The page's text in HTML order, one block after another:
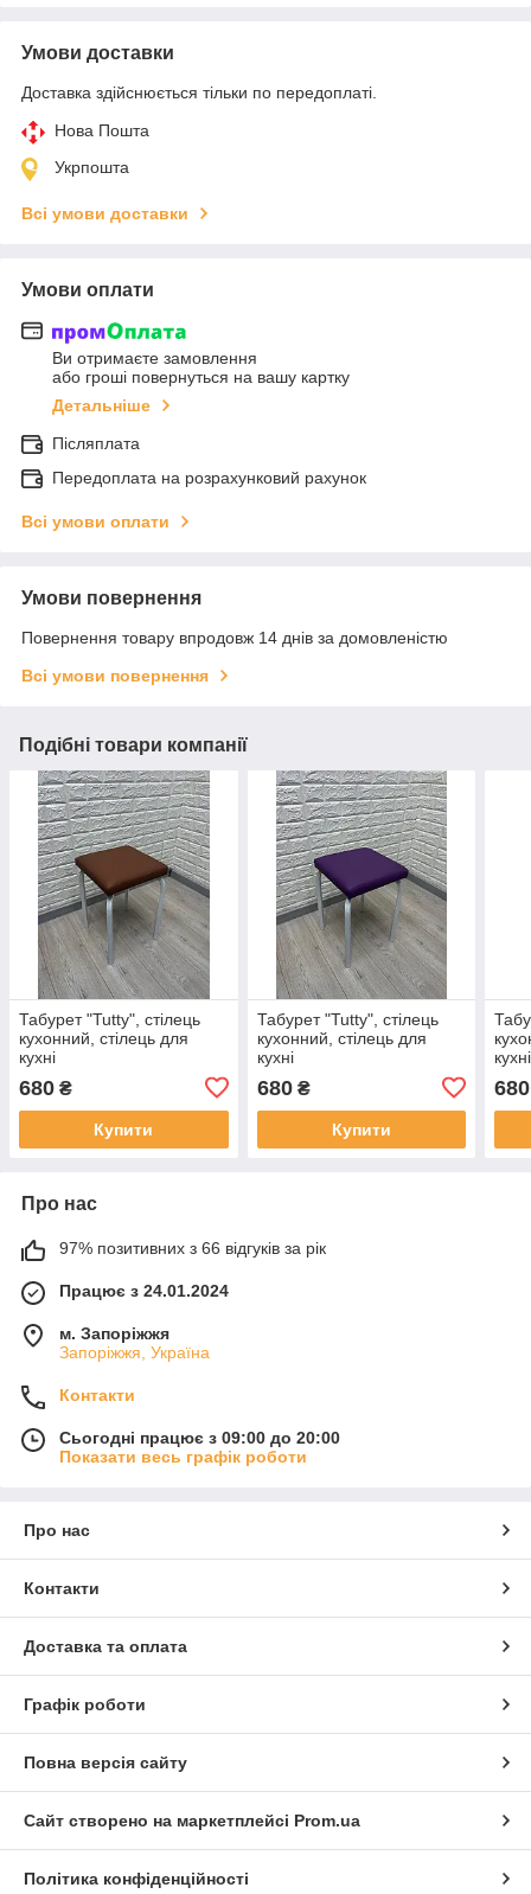
Умови доставки
Доставка здійснюється тільки по передоплаті.
Нова Пошта
Укрпошта
Всі умови доставки
Умови оплати
Ви отримаєте замовлення
або гроші повернуться на вашу картку
Детальніше
Післяплата
Передоплата на розрахунковий рахунок
Всі умови оплати
Умови повернення
Повернення товару впродовж 14 днів за домовленістю
Всі умови повернення
Подібні товари компанії
Табурет "Tutty", стілець
кухонний, стілець для
кухні
680 ₴
Купити
Табурет "Tutty", стілець
кухонний, стілець для
кухні
680₴
Купити
кухні
680
Про нас
97% позитивних з 66 відгуків за рік
Працює з 24.01.2024
м. Запоріжжя
Запоріжжя, Україна
Контакти
Сьогодні працює з 09:00 до 20:00
Показати весь графік роботи
Про нас
Контакти
Доставка та оплата
Графік роботи
Повна версія сайту
Сайт створено на маркетплейсі Prom.ua
Політика конфіденційності